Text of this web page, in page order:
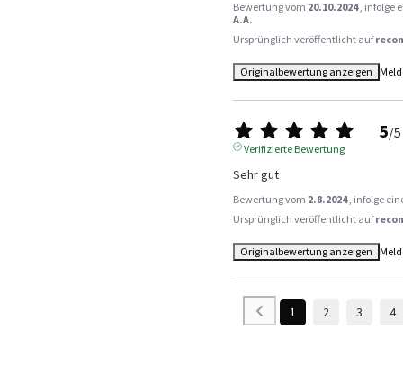
Bewertung vom 20.10.2024 , infolge
A.A.
Ursprünglich veröffentlicht auf
Originalbewertung anzeigen
5/5
Verifizierte Bewertung
Sehr gut
Bewertung vom 2.8.2024 , infolge
Ursprünglich veröffentlicht auf
Originalbewertung anzeigen
1 2 3 4